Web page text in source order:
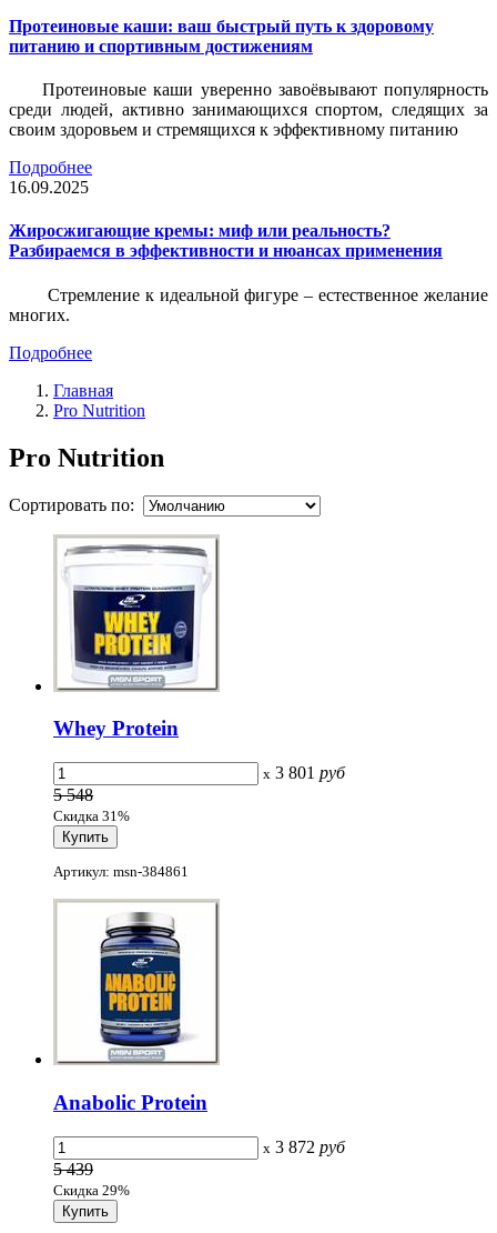
Протеиновые каши: ваш быстрый путь к здоровому
питанию и спортивным достижениям
Протеиновые каши уверенно завоёвывают популярность
среди людей, активно занимающихся спортом, следящих за
своим здоровьем и стремящихся к эффективному питанию
Подробнее
16.09.2025
Жиросжигающие кремы: миф или реальность?
Разбираемся в эффективности и нюансах применения
Стремление к идеальной фигуре – естественное желание
многих.
Подробнее
Главная
Pro Nutrition
Pro Nutrition
Сортировать по:
Whey Protein
x 3 801 руб
5 548
Скидка 31%
Артикул: msn-384861
Anabolic Protein
x 3 872 руб
5 439
Скидка 29%